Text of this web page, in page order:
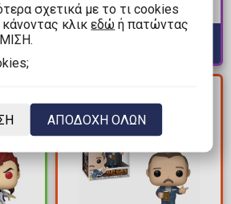
9,54€
σχετικά με το τι cookies
κάνοντας κλικεδώ ή πατώντας
ΑΠΟΔΟΧΗ ΟΛΩΝ